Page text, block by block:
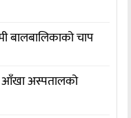
बालबालिकाको चाप
आँखा अस्पतालको